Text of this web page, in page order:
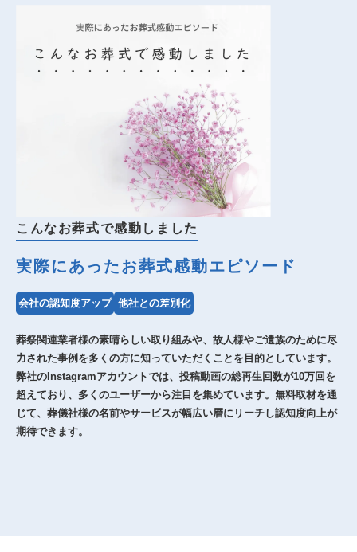
こんなお葬式で感動しました
実際にあったお葬式感動エピソード
会社の認知度アップ 他社との差別化
葬祭関連業者様の素晴らしい取り組みや、故人様やご遺族のために尽
力された事例を多くの方に知っていただくことを目的としています。
弊社のInstagramアカウントでは、投稿動画の総再生回数が10万回を
超えており、多くのユーザーから注目を集めています。無料取材を通
じて、葬儀社様の名前やサービスが幅広い層にリーチし認知度向上が
期待できます。